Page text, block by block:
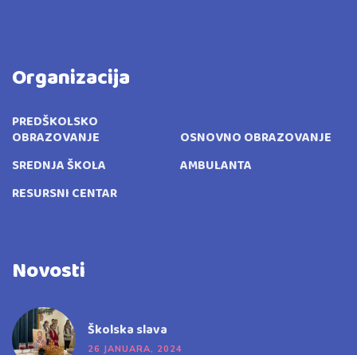
Organizacija
PREDŠKOLSKO
OBRAZOVANJE
OSNOVNO OBRAZOVANJE
SREDNJA ŠKOLA
AMBULANTA
RESURSNI CENTAR
Novosti
Školska slava
26 JANUARA, 2024